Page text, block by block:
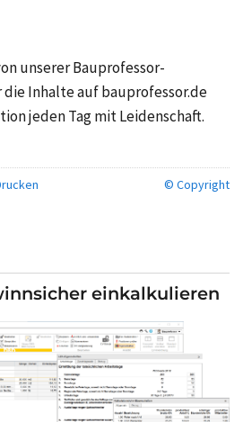
unserer Bauprofessor-
Inhalte auf bauprofessor.de
jeden Tag mit Leidenschaft.
© Copyright
einkalkulieren